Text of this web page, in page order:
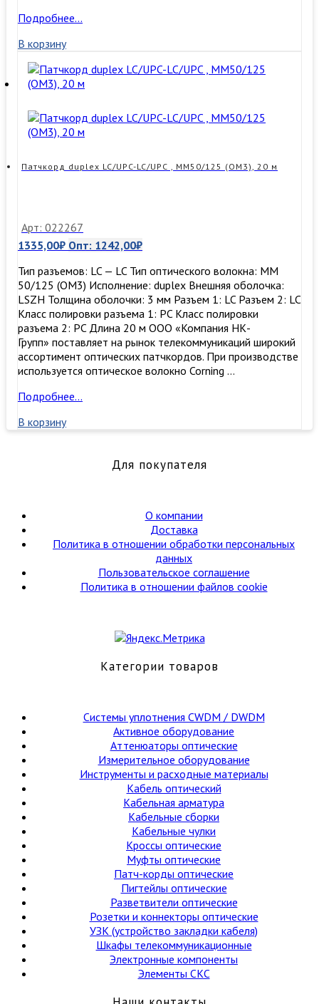
Патчкорд
LC/APC-
LC/UPC,
SM,
1м
Подробнее…
В корзину
Патчкорд duplex LC/UPC-LC/UPC , MM50/125 (ОМ3), 20 м
Арт: 022267
1335,00₽ Опт: 1242,00₽
Тип разъемов: LC — LC Тип оптического волокна: MM
50/125 (ОМ3) Исполнение: duplex Внешняя оболочка:
LSZH Толщина оболочки: 3 мм Разъем 1: LC Разъем 2: LC
Класс полировки разъема 1: PC Класс полировки
разъема 2: PC Длина 20 м ООО «Компания НК-
Групп» поставляет на рынок телекоммуникаций широкий
ассортимент оптических патчкордов. При производстве
используется оптическое волокно Corning …
Патчкорд
LC/UPC-
Подробнее…
В корзину
Для покупателя
О компании
Доставка
Политика в отношении обработки персональных
данных
Пользовательское соглашение
Политика в отношении файлов cookie
Категории товаров
Cистемы уплотнения CWDM / DWDM
Активное оборудование
Аттенюаторы оптические
Измерительное оборудование
Инструменты и расходные материалы
Кабель оптический
Кабельная арматура
Кабельные сборки
Кабельные чулки
Кроссы оптические
Муфты оптические
Патч-корды оптические
Пигтейлы оптические
Разветвители оптические
Розетки и коннекторы оптические
УЗК (устройство закладки кабеля)
Шкафы телекоммуникационные
Электронные компоненты
Элементы СКС